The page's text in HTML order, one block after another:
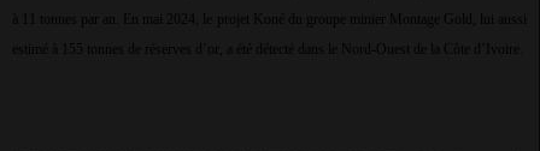
à 11 tonnes par an. En mai 2024, le projet Koné du groupe minier Montage Gold, lui aussi
estimé à 155 tonnes de réserves d’or, a été détecté dans le Nord-Ouest de la Côte d’Ivoire.